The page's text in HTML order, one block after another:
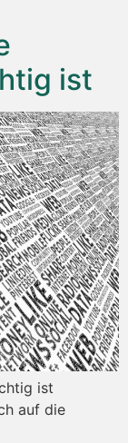
ist
ist
auf die